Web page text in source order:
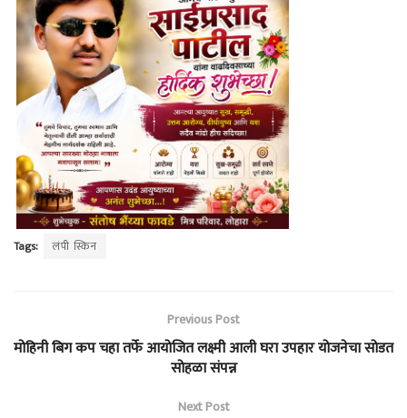
Tags: लंपी स्किन
Previous Post
मोहिनी बिग कप चहा तर्फे आयोजित लक्ष्मी आली घरा उपहार योजनेचा सोडत
सोहळा संपन्न
Next Post